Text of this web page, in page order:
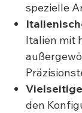
spezielle
Italien mit
den